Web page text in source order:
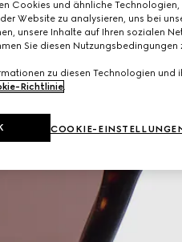
Cookies und ähnliche
Website zu analysieren, uns bei
unsere Inhalte auf Ihren sozialen
Sie diesen Nutzungsbedingungen
zu diesen Technologien und
Richtlinie
COOKIE-